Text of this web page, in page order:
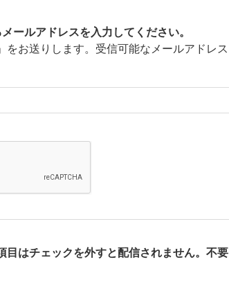
ールアドレスを入力してください。
お送りします。受信可能なメールアドレス
はチェックを外すと配信されません。不要